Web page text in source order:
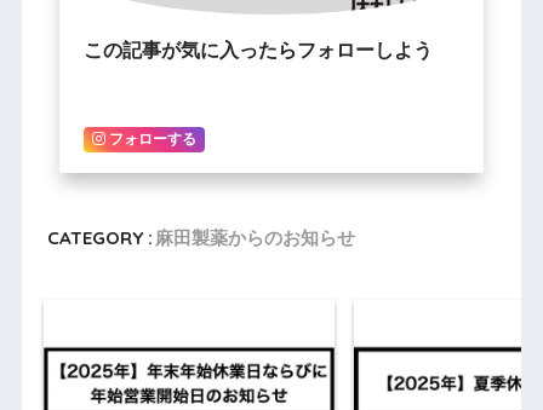
この記事が気に入ったらフォローしよう
フォローする
CATEGORY : 麻田製薬からのお知らせ